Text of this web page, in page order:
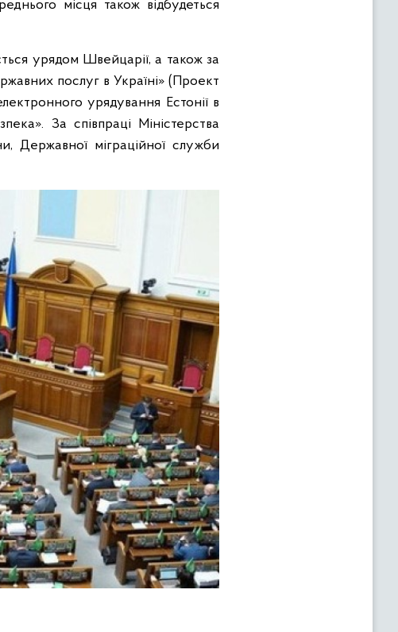
місця також відбудеться
урядом Швейцарії, а також за
послуг в Україні» (Проект
урядування Естонії в
За співпраці Міністерства
Державної міграційної служби